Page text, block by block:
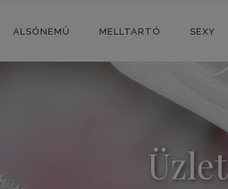
ALSÓNEMŰ MELLTARTÓ SEXY
Üzlet